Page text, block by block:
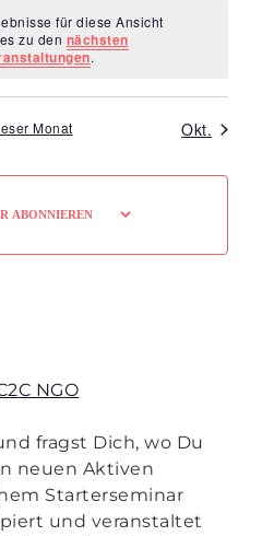
für diese Ansicht
zu den nächsten
.
Monat Okt.
ABONNIEREN
NGO
fragst Dich, wo Du
neuen Aktiven
Starterseminar
und veranstaltet